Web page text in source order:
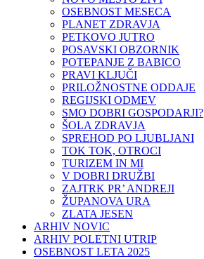
OSEBNOST MESECA
PLANET ZDRAVJA
PETKOVO JUTRO
POSAVSKI OBZORNIK
POTEPANJE Z BABICO
PRAVI KLJUČI
PRILOŽNOSTNE ODDAJE
REGIJSKI ODMEV
SMO DOBRI GOSPODARJI?
ŠOLA ZDRAVJA
SPREHOD PO LJUBLJANI
TOK TOK, OTROCI
TURIZEM IN MI
V DOBRI DRUŽBI
ZAJTRK PR’ ANDREJI
ŽUPANOVA URA
ZLATA JESEN
ARHIV NOVIC
ARHIV POLETNI UTRIP
OSEBNOST LETA 2025